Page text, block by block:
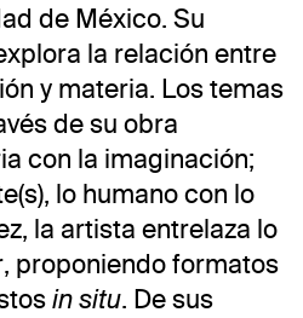
de México. Su
la relación entre
y materia. Los temas
de su obra
con la imaginación;
lo humano con lo
la artista entrelaza lo
proponiendo formatos
in situ. De sus